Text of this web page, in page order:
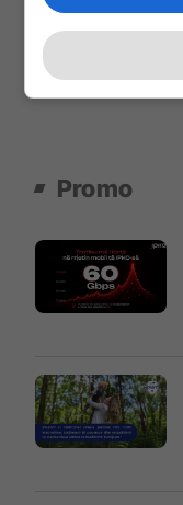
Promo